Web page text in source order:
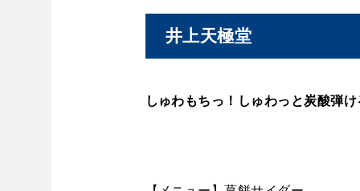
井上天極堂
しゅわもちっ！しゅわっと炭酸弾